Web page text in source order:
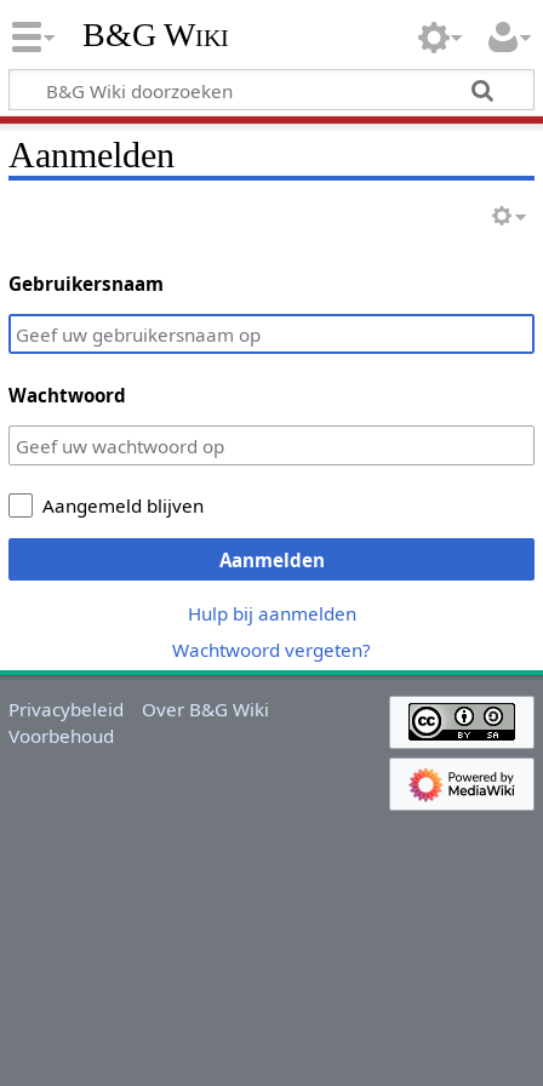
B&G Wiki
Aanmelden
Gebruikersnaam
Wachtwoord
Aangemeld blijven
Aanmelden
Hulp bij aanmelden
Wachtwoord vergeten?
Privacybeleid
Over B&G Wiki
Voorbehoud